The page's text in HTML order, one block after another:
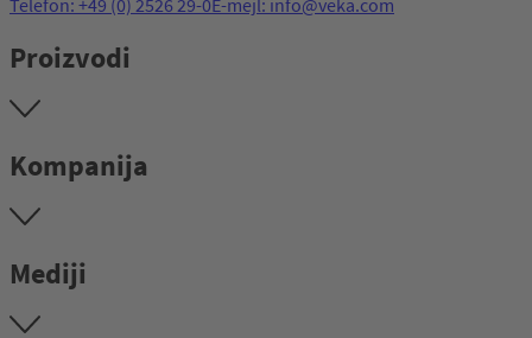
Proizvodi
Kompanija
Mediji